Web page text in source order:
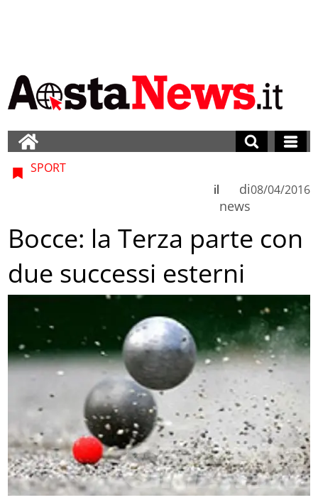
SPORT
di
news
il 08/04/2016
Bocce: la Terza parte con
due successi esterni